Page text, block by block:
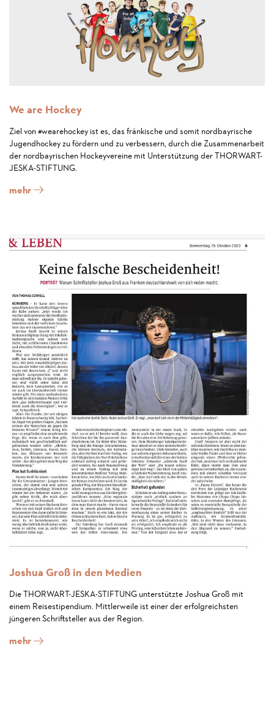
We are Hockey
Ziel von#wearehockey ist es, das fränkische und somit nordbayrische
Jugendhockey zu fördern und zu verbessern, durch die Zusammenarbeit
der nordbayrischen Hockeyvereine mit Unterstützung der THORWART-
JESKA-STIFTUNG.
mehr
Joshua Groß in den Medien
Die THORWART-JESKA-STIFTUNG unterstützte Joshua Groß mit
einem Reisestipendium. Mittlerweile ist einer der erfolgreichsten
jüngeren Schriftsteller aus der Region.
mehr